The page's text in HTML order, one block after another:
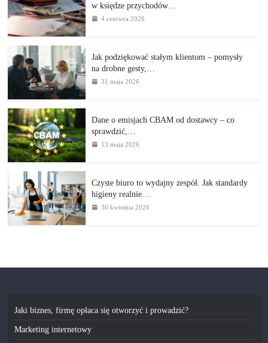
w księdze przychodów…
4 czerwca 2026
Jak podziękować stałym klientom – pomysły
na drobne gesty,…
31 maja 2026
Dane o emisjach CBAM od dostawcy – co
sprawdzić,…
13 maja 2026
Czyste biuro to wydajny zespół. Jak standardy
higieny realnie…
30 kwietnia 2026
Jaki biznes, firmę opłaca się otworzyć i prowadzić?
Marketing internetowy